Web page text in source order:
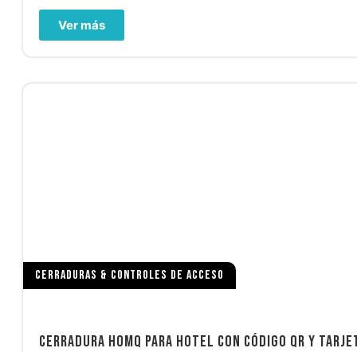
Ver más
CERRADURAS & CONTROLES DE ACCESO
CERRADURA HOMQ PARA HOTEL CON CÓDIGO QR Y